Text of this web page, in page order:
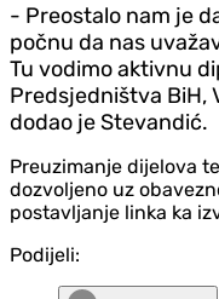
- Preostalo nam je
počnu da nas
Tu vodimo aktivnu
Predsjedništva BiH,
dodao je Stevandić.
Preuzimanje dijelova
dozvoljeno uz
postavljanje linka ka
Podijeli: